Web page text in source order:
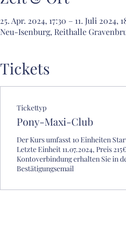
25. Apr. 2024, 17:30 – 11. Juli 2024,
Neu-Isenburg, Reithalle
Tickets
Tickettyp
Pony-Maxi-Club
Der Kurs umfasst 10 Einheiten
Letzte Einheit 11.07.2024, Preis
Kontoverbindung erhalten Sie in
Bestätigungsemail